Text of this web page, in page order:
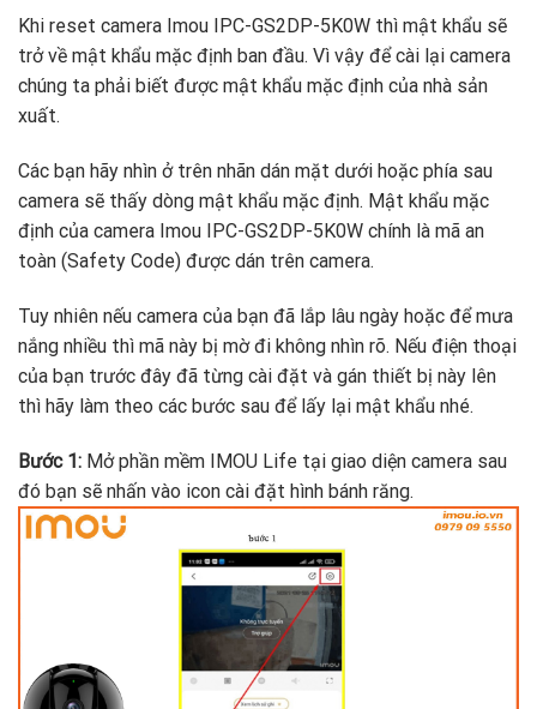
Khi reset camera Imou IPC-GS2DP-5K0W thì mật khẩu sẽ
trở về mật khẩu mặc định ban đầu. Vì vậy để cài lại camera
chúng ta phải biết được mật khẩu mặc định của nhà sản
xuất.
Các bạn hãy nhìn ở trên nhãn dán mặt dưới hoặc phía sau
camera sẽ thấy dòng mật khẩu mặc định. Mật khẩu mặc
định của camera Imou IPC-GS2DP-5K0W chính là mã an
toàn (Safety Code) được dán trên camera.
Tuy nhiên nếu camera của bạn đã lắp lâu ngày hoặc để mưa
nắng nhiều thì mã này bị mờ đi không nhìn rõ. Nếu điện thoại
của bạn trước đây đã từng cài đặt và gán thiết bị này lên
thì hãy làm theo các bước sau để lấy lại mật khẩu nhé.
Bước 1: Mở phần mềm IMOU Life tại giao diện camera sau
đó bạn sẽ nhấn vào icon cài đặt hình bánh răng.